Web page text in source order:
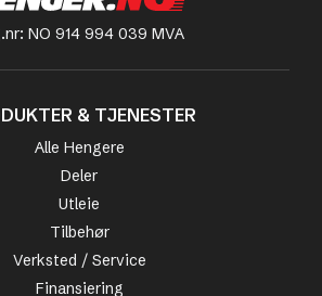
NO 914 994 039 MVA
& TJENESTER
Alle Hengere
Deler
Utleie
Tilbehør
Verksted / Service
Finansiering